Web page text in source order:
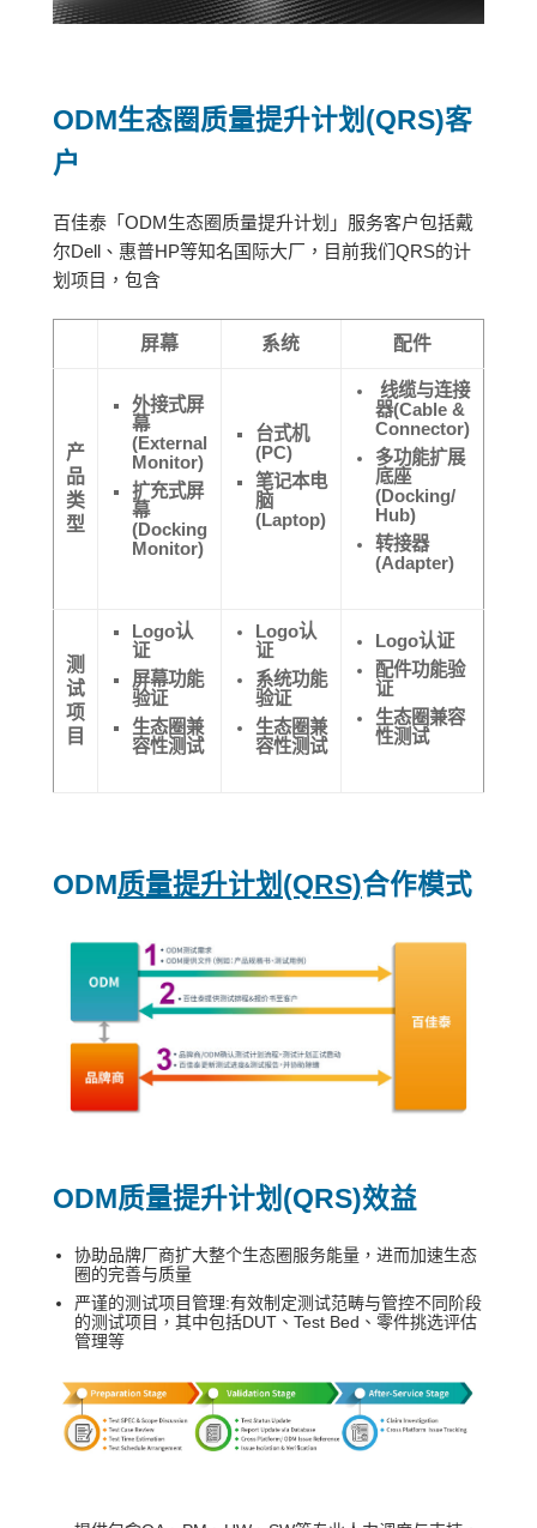
ODM生态圈质量提升计划 (QRS)客
户
百佳泰「ODM生态圈质量提升计划」服务客户包括戴
尔Dell、惠普HP等知名国际大厂，目前我们QRS的计
划项目，包含
屏幕 系统 配件
产
品
类
型
外接式屏
幕
(External
Monitor)
扩充式屏
幕
(Docking
Monitor)
台式机
(PC)
笔记本电
脑
(Laptop)
线缆与连接
器(Cable &
Connector)
多功能扩展
底座
(Docking/
Hub)
转接器
(Adapter)
测
试
项
目
Logo认
证
屏幕功能
验证
生态圈兼
容性测试
Logo认
证
系统功能
验证
生态圈兼
容性测试
Logo认证
配件功能验
证
生态圈兼容
性测试
ODM质量提升计划 (QRS)合作模式
ODM质量提升计划(QRS)效益
协助品牌厂商扩大整个生态圈服务能量，进而加速生态
圈的完善与质量
严谨的测试项目管理:有效制定测试范畴与管控不同阶段
的测试项目，其中包括DUT、Test Bed、零件挑选评估
管理等